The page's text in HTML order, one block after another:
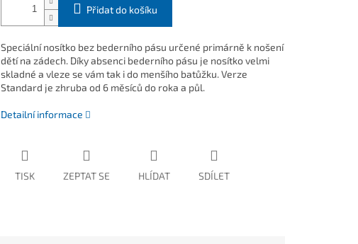
Přidat do košíku
Speciální nosítko bez bederního pásu určené primárně k nošení
dětí na zádech. Díky absenci bederního pásu je nosítko velmi
skladné a vleze se vám tak i do menšího batůžku. Verze
Standard je zhruba od 6 měsíců do roka a půl.
Detailní informace
TISK ZEPTAT SE HLÍDAT SDÍLET